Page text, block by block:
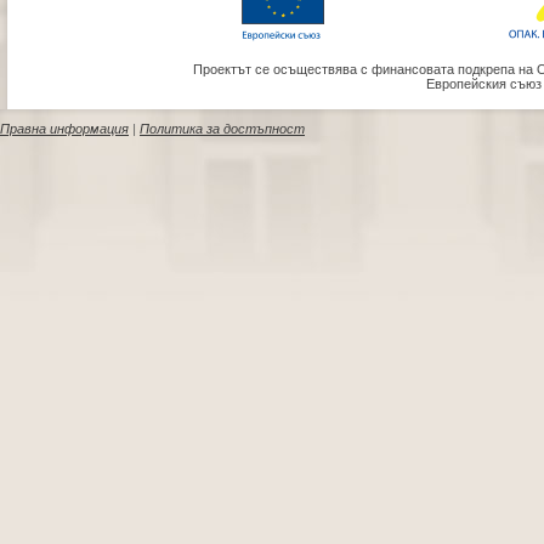
Проектът се осъществява с финансовата подкрепа на
Европейския
Правна информация | Политика за достъпност